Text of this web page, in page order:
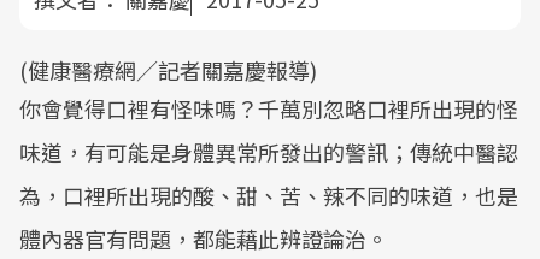
(健康醫療網／記者關嘉慶報導)
你會覺得口裡有怪味嗎？千萬別忽略口裡所出現的怪
味道，有可能是身體異常所發出的警訊；傳統中醫認
為，口裡所出現的酸、甜、苦、辣不同的味道，也是
體內器官有問題，都能藉此辨證論治。